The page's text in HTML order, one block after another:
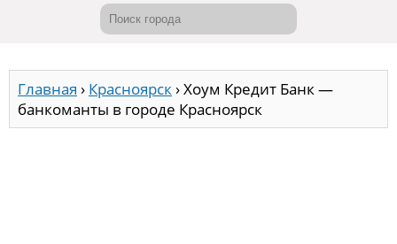
Главная › Красноярск›Хоум Кредит Банк —
банкоманты в городе Красноярск